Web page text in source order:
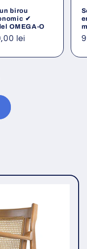
birou
✔
OMEGA-O
lei